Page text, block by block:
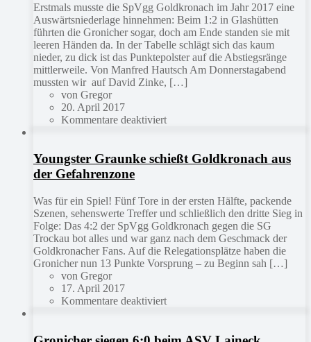
Erstmals musste die SpVgg Goldkronach im Jahr 2017 eine
Auswärtsniederlage hinnehmen: Beim 1:2 in Glashütten
führten die Gronicher sogar, doch am Ende standen sie mit
leeren Händen da. In der Tabelle schlägt sich das kaum
nieder, zu dick ist das Punktepolster auf die Abstiegsränge
mittlerweile. Von Manfred Hautsch Am Donnerstagabend
mussten wir auf David Zinke, […]
von Gregor
20. April 2017
Kommentare deaktiviert
Youngster Graunke schießt Goldkronach aus
der Gefahrenzone
Was für ein Spiel! Fünf Tore in der ersten Hälfte, packende
Szenen, sehenswerte Treffer und schließlich den dritte Sieg in
Folge: Das 4:2 der SpVgg Goldkronach gegen die SG
Trockau bot alles und war ganz nach dem Geschmack der
Goldkronacher Fans. Auf die Relegationsplätze haben die
Gronicher nun 13 Punkte Vorsprung – zu Beginn sah […]
von Gregor
17. April 2017
Kommentare deaktiviert